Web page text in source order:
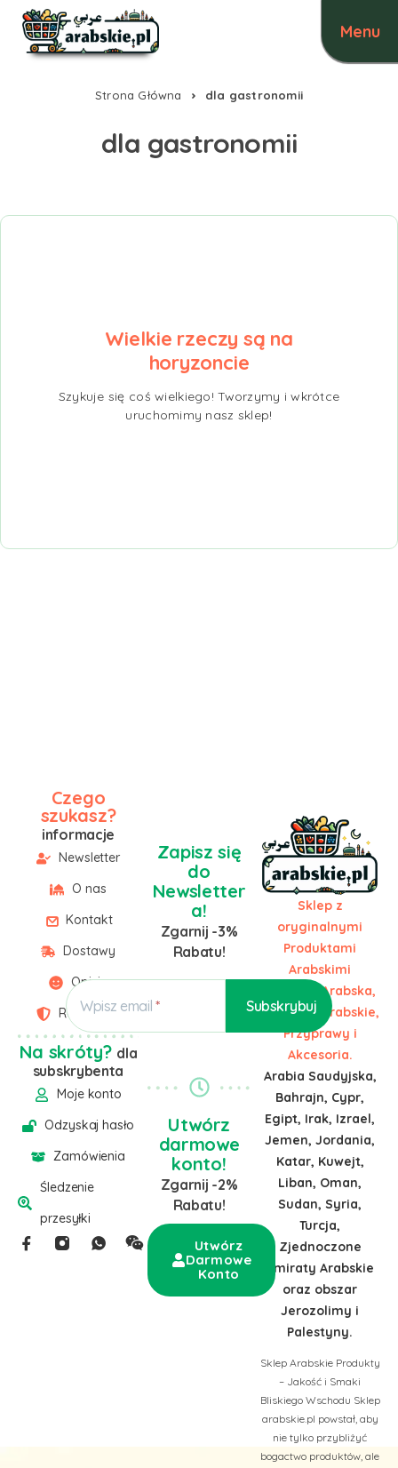
Strona Główna dla gastronomii
dla gastronomii
Wielkie rzeczy są na
horyzoncie
Szykuje się coś wielkiego! Tworzymy i wkrótce
uruchomimy nasz sklep!
Czego
szukasz?
informacje
Newsletter
O nas
Kontakt
Dostawy
Opinie
Regulamin
Na skróty? dla
subskrybenta
Moje konto
Odzyskaj hasło
Zamówienia
Śledzenie
przesyłki
Sklep z
oryginalnymi
Produktami
Arabskimi
Żywność Arabska,
Słodycze Arabskie,
Przyprawy i
Akcesoria.
Arabia Saudyjska,
Bahrajn, Cypr,
Egipt, Irak, Izrael,
Jemen, Jordania,
Katar, Kuwejt,
Liban, Oman,
Sudan, Syria,
Turcja,
Zjednoczone
Emiraty Arabskie
oraz obszar
Jerozolimy i
Palestyny.
Sklep Arabskie Produkty
– Jakość i Smaki
Bliskiego Wschodu Sklep
arabskie.pl powstał, aby
nie tylko przybliżyć
bogactwo produktów, ale
Zapisz się
do
Newsletter
a!
Zgarnij -3%
Rabatu!
Wpisz email
Utwórz
darmowe
konto!
Zgarnij -2%
Rabatu!
Utwórz
Darmowe
Konto